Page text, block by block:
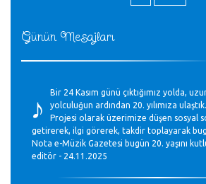
Günün Mesajları
♪
Bir 24 Kasım günü çıktığımız yolda,
yolculuğun ardından 20. yılımıza
Projesi olarak üzerimize düşen sosyal
getirerek, ilgi görerek, takdir toplayarak
Nota e-Müzik Gazetesi bugün 20. yaşını
editör - 24.11.2025